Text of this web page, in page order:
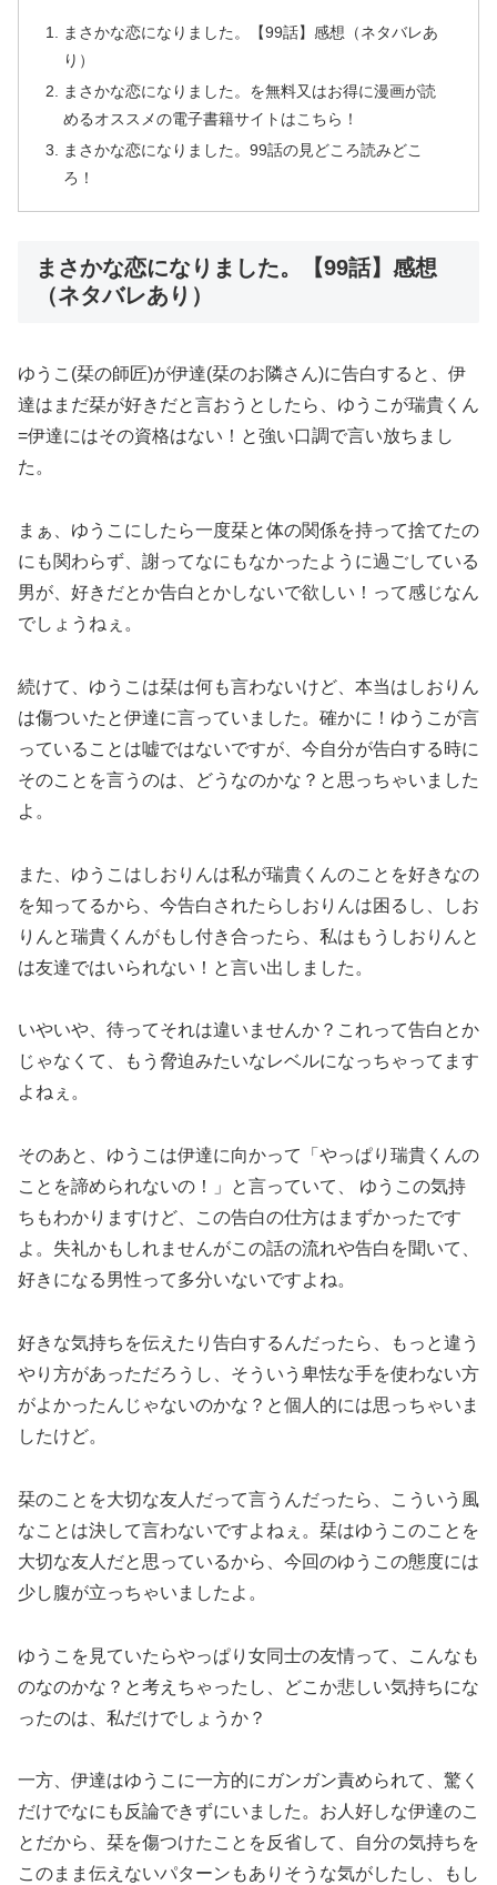
まさかな恋になりました。【99話】感想（ネタバレあ
り）
まさかな恋になりました。を無料又はお得に漫画が読
めるオススメの電子書籍サイトはこちら！
まさかな恋になりました。99話の見どころ読みどこ
ろ！
まさかな恋になりました。【99話】感想
（ネタバレあり）
ゆうこ(栞の師匠)が伊達(栞のお隣さん)に告白すると、伊
達はまだ栞が好きだと言おうとしたら、ゆうこが瑞貴くん
=伊達にはその資格はない！と強い口調で言い放ちまし
た。
まぁ、ゆうこにしたら一度栞と体の関係を持って捨てたの
にも関わらず、謝ってなにもなかったように過ごしている
男が、好きだとか告白とかしないで欲しい！って感じなん
でしょうねぇ。
続けて、ゆうこは栞は何も言わないけど、本当はしおりん
は傷ついたと伊達に言っていました。確かに！ゆうこが言
っていることは嘘ではないですが、今自分が告白する時に
そのことを言うのは、どうなのかな？と思っちゃいました
よ。
また、ゆうこはしおりんは私が瑞貴くんのことを好きなの
を知ってるから、今告白されたらしおりんは困るし、しお
りんと瑞貴くんがもし付き合ったら、私はもうしおりんと
は友達ではいられない！と言い出しました。
いやいや、待ってそれは違いませんか？これって告白とか
じゃなくて、もう脅迫みたいなレベルになっちゃってます
よねぇ。
そのあと、ゆうこは伊達に向かって「やっぱり瑞貴くんの
ことを諦められないの！」と言っていて、 ゆうこの気持
ちもわかりますけど、この告白の仕方はまずかったです
よ。失礼かもしれませんがこの話の流れや告白を聞いて、
好きになる男性って多分いないですよね。
好きな気持ちを伝えたり告白するんだったら、もっと違う
やり方があっただろうし、そういう卑怯な手を使わない方
がよかったんじゃないのかな？と個人的には思っちゃいま
したけど。
栞のことを大切な友人だって言うんだったら、こういう風
なことは決して言わないですよねぇ。栞はゆうこのことを
大切な友人だと思っているから、今回のゆうこの態度には
少し腹が立っちゃいましたよ。
ゆうこを見ていたらやっぱり女同士の友情って、こんなも
のなのかな？と考えちゃったし、どこか悲しい気持ちにな
ったのは、私だけでしょうか？
一方、伊達はゆうこに一方的にガンガン責められて、驚く
だけでなにも反論できずにいました。お人好しな伊達のこ
とだから、栞を傷つけたことを反省して、自分の気持ちを
このまま伝えないパターンもありそうな気がしたし、もし